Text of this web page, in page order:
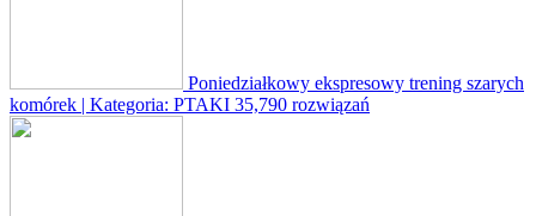
Poniedziałkowy ekspresowy trening szarych
komórek | Kategoria: PTAKI 35,790 rozwiązań